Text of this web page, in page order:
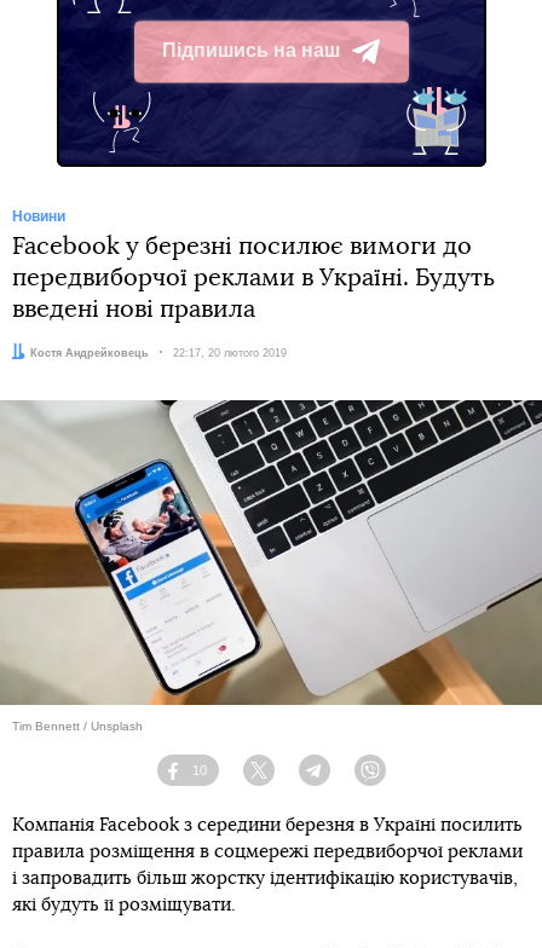
Підпишись на наш
Telegram
Новини
Facebook у березні посилює вимоги до
передвиборчої реклами в Україні. Будуть
введені нові правила
Автор:Костя Андрейковець Дата:
22:17, 20 лютого 2019
Tim Bennett / Unsplash
Facebook
10
Twitter TelegramViber
Компанія Facebook з середини березня в Україні посилить
правила розміщення в соцмережі передвиборчої реклами
і запровадить більш жорстку ідентифікацію користувачів,
які будуть її розміщувати.